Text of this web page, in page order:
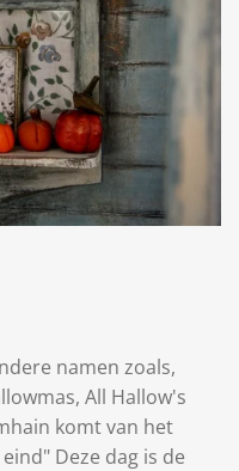
namen zoals,
All Hallow's
komt van het
Deze dag is de